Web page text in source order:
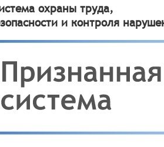
охраны труда,
и контроля